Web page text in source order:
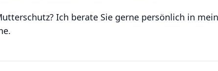
Ich berate Sie gerne persönlich in